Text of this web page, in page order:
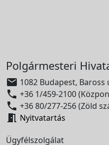
Polgármesteri
 1082 Budapest, Baross
 +36 1/459-2100
 +36 80/277-256 (Zöld
 Nyitvatartás
Ügyfélszolgálat